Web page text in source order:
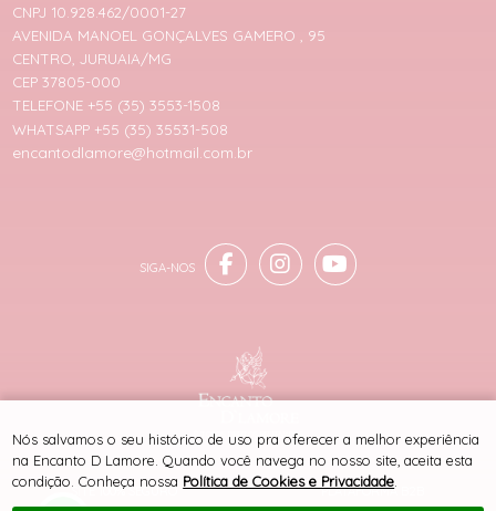
SITE 100% SEGURO PLATAFORMA B2B
CNPJ 10.928.462/0001-27
AVENIDA MANOEL GONÇALVES GAMERO , 95
CENTRO, JURUAIA/MG
CEP 37805-000
TELEFONE +55 (35) 3553-1508
WHATSAPP +55 (35) 35531-508
encantodlamore@hotmail.com.br
® TODOS DIREITOS RESERVADOS
Nós salvamos o seu histórico de uso pra oferecer a melhor experiência
na Encanto D Lamore. Quando você navega no nosso site, aceita esta
condição. Conheça nossa Política de Cookies e Privacidade